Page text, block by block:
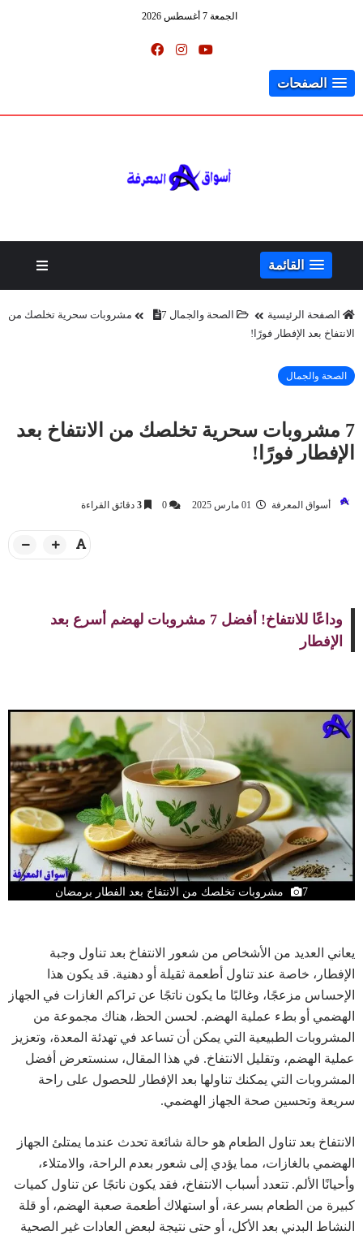
الجمعة 7 أغسطس 2026
الصفحات
القائمة
الصفحة الرئيسية الصحة والجمال
7 مشروبات سحرية تخلصك من
الانتفاخ بعد الإفطار فورًا!
الصحة والجمال
7 مشروبات سحرية تخلصك من الانتفاخ بعد
الإفطار فورًا!
أسواق المعرفة 0
3 دقائق القراءة
وداعًا للانتفاخ! أفضل 7 مشروبات لهضم أسرع بعد
الإفطار
7 مشروبات تخلصك من الانتفاخ بعد الفطار برمضان
يعاني العديد من الأشخاص من شعور الانتفاخ بعد تناول وجبة
الإفطار، خاصة عند تناول أطعمة ثقيلة أو دهنية. قد يكون هذا
الإحساس مزعجًا، وغالبًا ما يكون ناتجًا عن تراكم الغازات في الجهاز
الهضمي أو بطء عملية الهضم. لحسن الحظ، هناك مجموعة من
المشروبات الطبيعية التي يمكن أن تساعد في تهدئة المعدة، وتعزيز
عملية الهضم، وتقليل الانتفاخ. في هذا المقال، سنستعرض أفضل
المشروبات التي يمكنك تناولها بعد الإفطار للحصول على راحة
سريعة وتحسين صحة الجهاز الهضمي.
الانتفاخ بعد تناول الطعام هو حالة شائعة تحدث عندما يمتلئ الجهاز
الهضمي بالغازات، مما يؤدي إلى شعور بعدم الراحة، والامتلاء،
وأحيانًا الألم. تتعدد أسباب الانتفاخ، فقد يكون ناتجًا عن تناول كميات
كبيرة من الطعام بسرعة، أو استهلاك أطعمة صعبة الهضم، أو قلة
النشاط البدني بعد الأكل، أو حتى نتيجة لبعض العادات غير الصحية